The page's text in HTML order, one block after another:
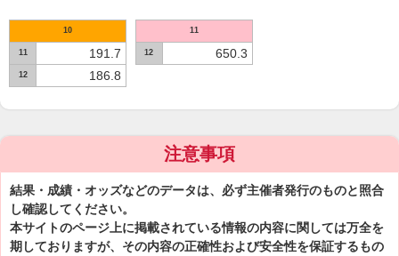
10
11 191.7
12 186.8
11
12 650.3
注意事項
結果・成績・オッズなどのデータは、必ず主催者発行のものと照合
し確認してください。
本サイトのページ上に掲載されている情報の内容に関しては万全を
期しておりますが、その内容の正確性および安全性を保証するもの